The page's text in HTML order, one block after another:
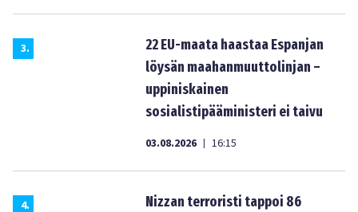
3.
22 EU-maata haastaa Espanjan
löysän maahanmuuttolinjan –
uppiniskainen
sosialistipääministeri ei taivu
03.08.2026 | 16:15
4.
Nizzan terroristi tappoi 86